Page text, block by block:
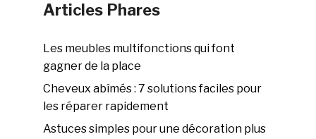
Articles Phares
Les meubles multifonctions qui font
gagner de la place
Cheveux abîmés : 7 solutions faciles pour
les réparer rapidement
Astuces simples pour une décoration plus